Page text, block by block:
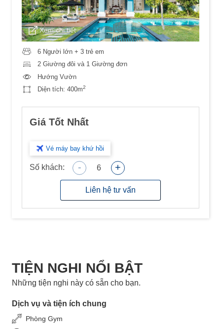
Xem chi tiết
6 Người lớn + 3 trẻ em
2 Giường đôi và 1 Giường đơn
Hướng Vườn
Diện tích: 400m2
Giá Tốt Nhất
Vé máy bay khứ hồi
Số khách: - 6 +
Liên hệ tư vấn
TIỆN NGHI NỔI BẬT
Những tiện nghi này có sẵn cho bạn.
Dịch vụ và tiện ích chung
Phòng Gym